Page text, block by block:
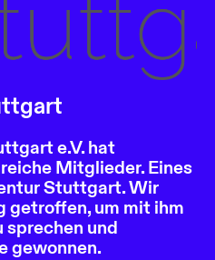
e.V. hat
Mitglieder. Eines
Stuttgart. Wir
getroffen, um mit ihm
sprechen und
gewonnen.